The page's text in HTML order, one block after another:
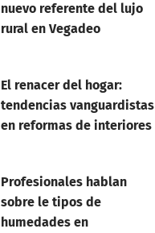
nuevo referente del lujo
rural en Vegadeo
El renacer del hogar:
tendencias vanguardistas
en reformas de interiores
Profesionales hablan
sobre le tipos de
humedades en